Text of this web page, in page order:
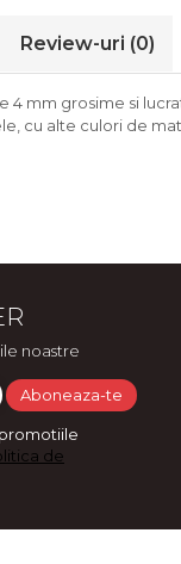
Review-uri (0)
4 mm grosime si
cu alte culori de
noastre
de